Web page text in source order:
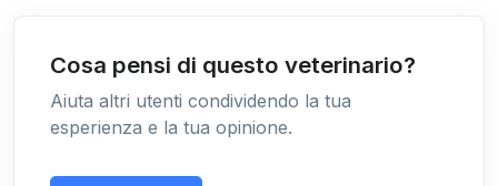
Cosa pensi di questo veterinario?
Aiuta altri utenti condividendo la tua
esperienza e la tua opinione.